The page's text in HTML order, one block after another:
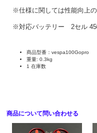
※仕様に関しては性能向上
※対応バッテリー 2セル
商品型番：vespa100Gopro
重量: 0.3kg
1 在庫数
商品について問い合わせる